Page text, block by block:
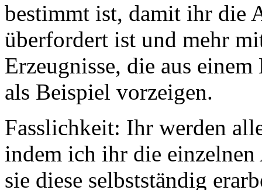
bestimmt ist, damit ihr die
überfordert ist und mehr
Erzeugnisse, die aus
als Beispiel vorzeigen.
Fasslichkeit: Ihr werden
indem ich ihr die einzelnen
sie diese selbstständig